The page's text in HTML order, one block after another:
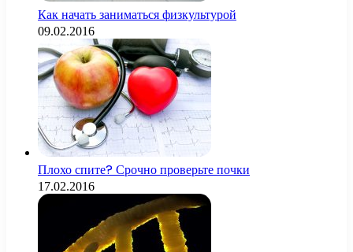
Как начать заниматься физкультурой
09.02.2016
Плохо спите? Срочно проверьте почки
17.02.2016